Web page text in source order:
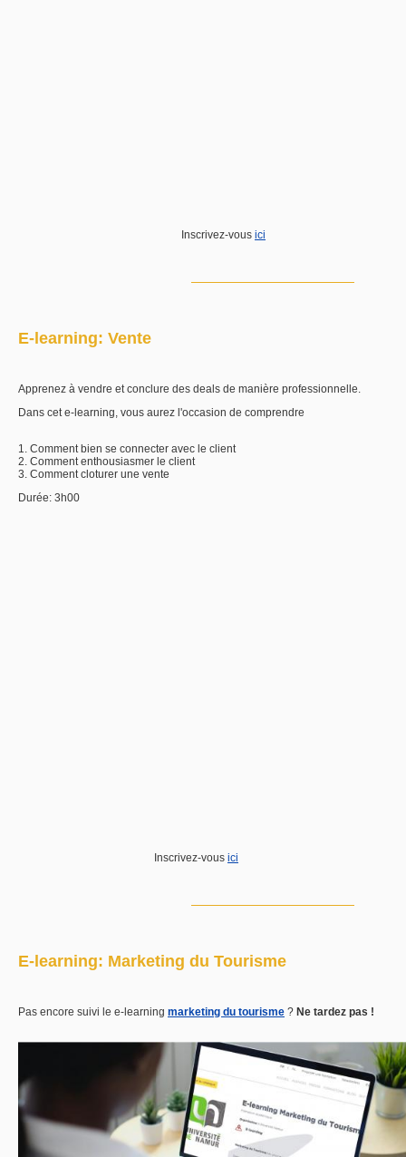
Inscrivez-vous ici
E-learning: Vente
Apprenez à vendre et conclure des deals de manière professionnelle.
Dans cet e-learning, vous aurez l'occasion de comprendre
1. Comment bien se connecter avec le client
2. Comment enthousiasmer le client
3. Comment cloturer une vente
Durée: 3h00
Inscrivez-vous ici
E-learning: Marketing du Tourisme
Pas encore suivi le e-learning marketing du tourisme ? Ne tardez pas !